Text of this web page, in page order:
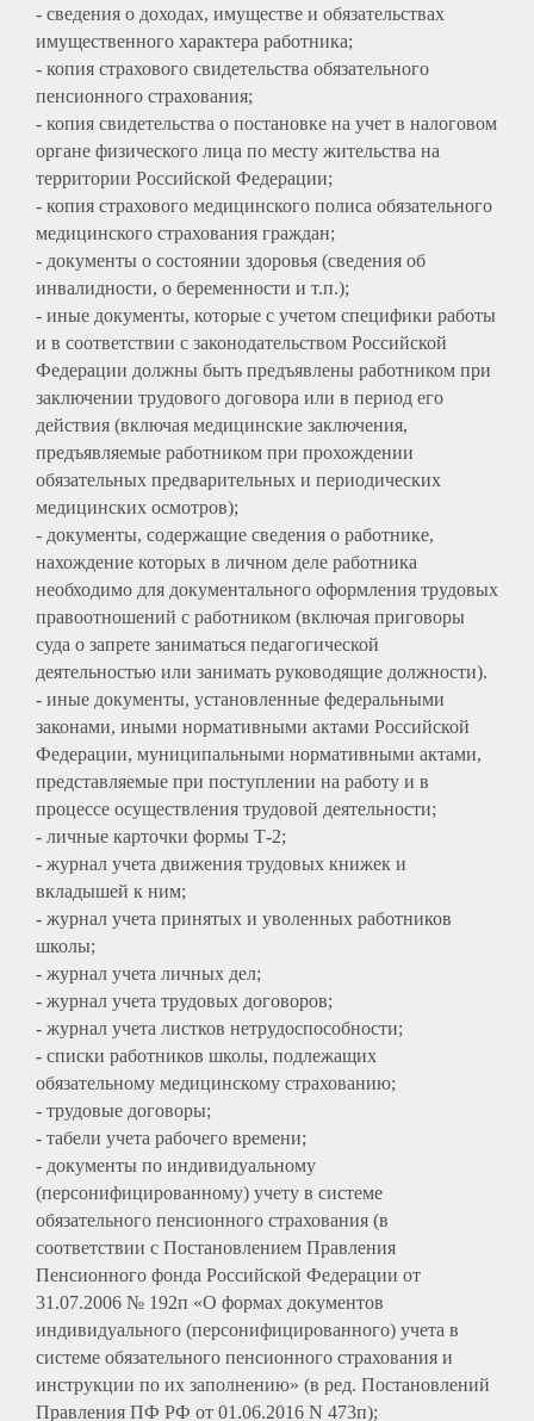
- сведения о доходах, имуществе и обязательствах
имущественного характера работника;
- копия страхового свидетельства обязательного
пенсионного страхования;
- копия свидетельства о постановке на учет в налоговом
органе физического лица по месту жительства на
территории Российской Федерации;
- копия страхового медицинского полиса обязательного
медицинского страхования граждан;
- документы о состоянии здоровья (сведения об
инвалидности, о беременности и т.п.);
- иные документы, которые с учетом специфики работы
и в соответствии с законодательством Российской
Федерации должны быть предъявлены работником при
заключении трудового договора или в период его
действия (включая медицинские заключения,
предъявляемые работником при прохождении
обязательных предварительных и периодических
медицинских осмотров);
- документы, содержащие сведения о работнике,
нахождение которых в личном деле работника
необходимо для документального оформления трудовых
правоотношений с работником (включая приговоры
суда о запрете заниматься педагогической
деятельностью или занимать руководящие должности).
- иные документы, установленные федеральными
законами, иными нормативными актами Российской
Федерации, муниципальными нормативными актами,
представляемые при поступлении на работу и в
процессе осуществления трудовой деятельности;
- личные карточки формы Т-2;
- журнал учета движения трудовых книжек и
вкладышей к ним;
- журнал учета принятых и уволенных работников
школы;
- журнал учета личных дел;
- журнал учета трудовых договоров;
- журнал учета листков нетрудоспособности;
- списки работников школы, подлежащих
обязательному медицинскому страхованию;
- трудовые договоры;
- табели учета рабочего времени;
- документы по индивидуальному
(персонифицированному) учету в системе
обязательного пенсионного страхования (в
соответствии с Постановлением Правления
Пенсионного фонда Российской Федерации от
31.07.2006 № 192п «О формах документов
индивидуального (персонифицированного) учета в
системе обязательного пенсионного страхования и
инструкции по их заполнению» (в ред. Постановлений
Правления ПФ РФ от 01.06.2016 N 473п);